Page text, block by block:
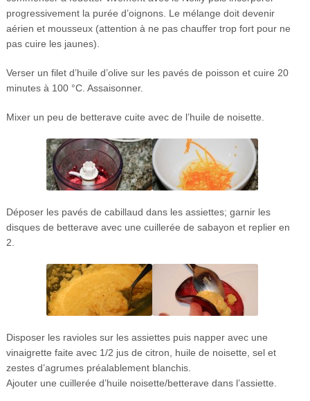
progressivement la purée d’oignons. Le mélange doit devenir
aérien et mousseux (attention à ne pas chauffer trop fort pour ne
pas cuire les jaunes).
Verser un filet d’huile d’olive sur les pavés de poisson et cuire 20
minutes à 100 °C. Assaisonner.
Mixer un peu de betterave cuite avec de l’huile de noisette.
Déposer les pavés de cabillaud dans les assiettes; garnir les
disques de betterave avec une cuillerée de sabayon et replier en
2.
Disposer les ravioles sur les assiettes puis napper avec une
vinaigrette faite avec 1/2 jus de citron, huile de noisette, sel et
zestes d’agrumes préalablement blanchis.
Ajouter une cuillerée d’huile noisette/betterave dans l’assiette.